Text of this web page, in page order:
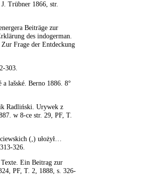
Trübner 1866, str.
Beiträge zur
des indogerman.
Frage der Entdeckung
303.
lašské. Berno 1886. 8°
Radliński. Urywek z
w 8-ce str. 29, PF, T.
(,) ułożył…
326.
Ein Beitrag zur
PF, T. 2, 1888, s. 326-